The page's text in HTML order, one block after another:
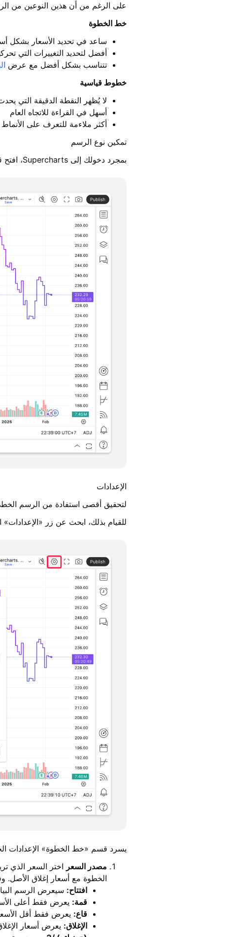
على الرغم من أن هذين النوعين من
خط الخطوة
ساعد في تحديد الأسعار بشكل
أفضل لتحديد التغييرات التي
تتناسب بشكل أفضل مع عرض
خطوط قياسية
لا يُظهر النقطة الدقيقة التي يحدث
أسهل في القراءة للاتجاه العام
أكثر ملاءمة للتعرف على الأنماط
تمكين نوع الرسم
بمجرد دخولك إلى Supercharts، افتح قائمة نوع الرسم على عمود الأدوات العلوي، وحدد خط الخطوة.
الإعدادات
لتحقيق أقصى استفادة من الرسم
للقيام بذلك، ابحث عن زر «الإعدادات»
يسرد قسم «خط الخطوة» الإعدادات
مصدر السعر اختر السعر الذي
الخطوة مع أسعار إغلاق الأصل.
افتتاح: سيعرض الرسم
قمة: يعرض فقط أعلى
قاع: يعرض فقط أقل
الإغلاق: يعرض أسعار